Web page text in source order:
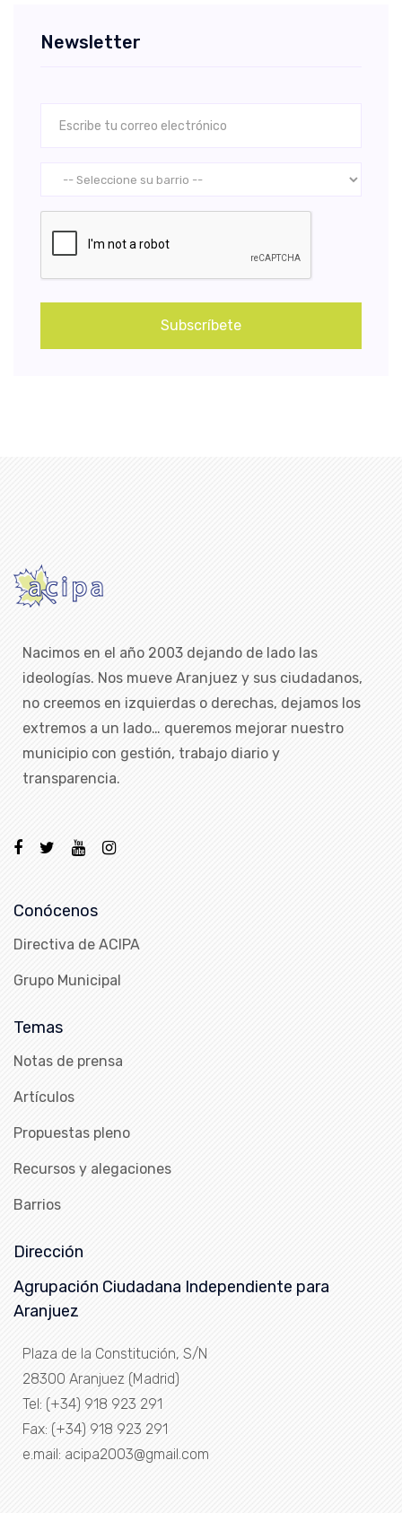
Newsletter
Subscríbete
Nacimos en el año 2003 dejando de lado las
ideologías. Nos mueve Aranjuez y sus ciudadanos,
no creemos en izquierdas o derechas, dejamos los
extremos a un lado… queremos mejorar nuestro
municipio con gestión, trabajo diario y
transparencia.
Conócenos
Directiva de ACIPA
Grupo Municipal
Temas
Notas de prensa
Artículos
Propuestas pleno
Recursos y alegaciones
Barrios
Dirección
Agrupación Ciudadana Independiente para
Aranjuez
Plaza de la Constitución, S/N
28300 Aranjuez (Madrid)
Tel: (+34) 918 923 291
Fax: (+34) 918 923 291
e.mail: acipa2003@gmail.com